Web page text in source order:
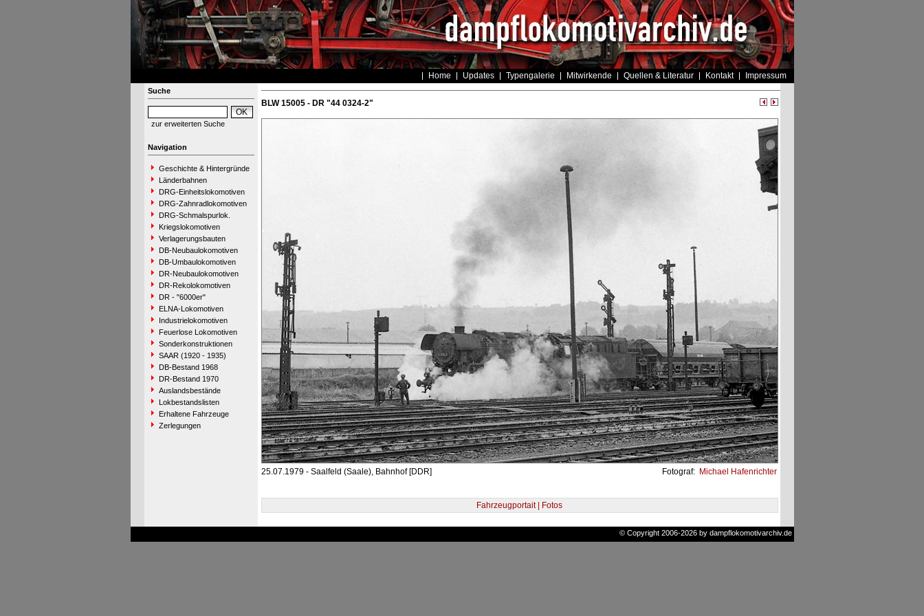
Home Updates Typengalerie Mitwirkende Quellen & Literatur Kontakt Impressum
Suche
zur erweiterten Suche
Navigation
Geschichte & Hintergründe
Länderbahnen
DRG-Einheitslokomotiven
DRG-Zahnradlokomotiven
DRG-Schmalspurlok.
Kriegslokomotiven
Verlagerungsbauten
DB-Neubaulokomotiven
DB-Umbaulokomotiven
DR-Neubaulokomotiven
DR-Rekolokomotiven
DR - "6000er"
ELNA-Lokomotiven
Industrielokomotiven
Feuerlose Lokomotiven
Sonderkonstruktionen
SAAR (1920 - 1935)
DB-Bestand 1968
DR-Bestand 1970
Auslandsbestände
Lokbestandslisten
Erhaltene Fahrzeuge
Zerlegungen
BLW 15005 - DR "44 0324-2"
25.07.1979 - Saalfeld (Saale), Bahnhof [DDR] Fotograf: Michael Hafenrichter
Fahrzeugportait | Fotos
© Copyright 2006-2026 by dampflokomotivarchiv.de